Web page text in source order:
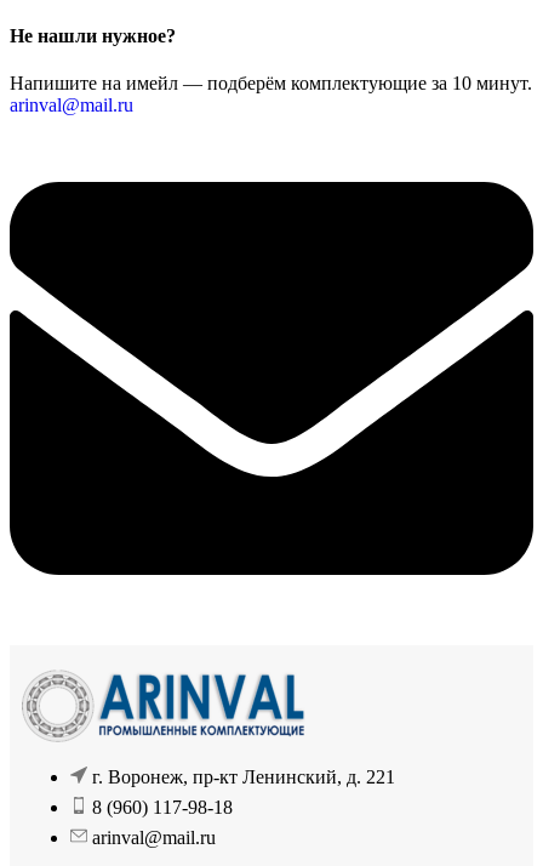
Не нашли нужное?
Напишите на имейл — подберём комплектующие за 10 минут.
arinval@mail.ru
г. Воронеж, пр-кт Ленинский, д. 221
8 (960) 117-98-18
arinval@mail.ru